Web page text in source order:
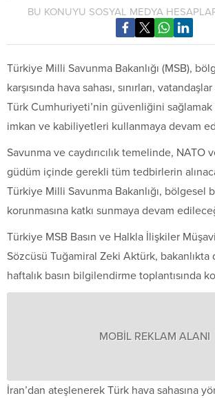
BU KONUYU SOSYAL MEDYA
Türkiye Milli Savunma Bakanlığı (MSB),
karşısında hava sahası, sınırları,
Türk Cumhuriyeti’nin güvenliğini sağlamak
imkan ve kabiliyetleri kullanmaya devam
Savunma ve caydırıcılık temelinde,
güdüm içinde gerekli tüm tedbirlerin
Türkiye Milli Savunma Bakanlığı, bölgesel
korunmasına katkı sunmaya devam
Türkiye MSB Basın ve Halkla İlişkiler
Sözcüsü Tuğamiral Zeki Aktürk, bakanlıkta
haftalık basın bilgilendirme toplantısında
MOBİL REKLAM ALANI
İran’dan ateşlenerek Türk hava sahasına